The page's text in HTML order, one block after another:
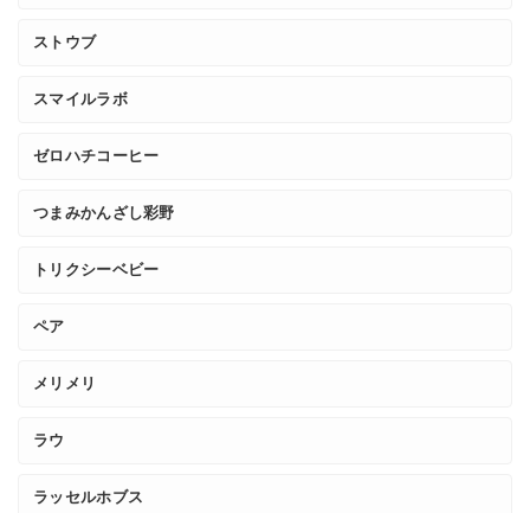
ストウブ
スマイルラボ
ゼロハチコーヒー
つまみかんざし彩野
トリクシーベビー
ペア
メリメリ
ラウ
ラッセルホブス